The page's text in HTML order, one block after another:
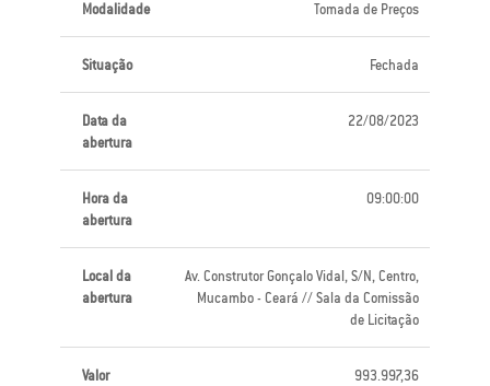
Modalidade Tomada de Preços
Situação Fechada
Data da
abertura
22/08/2023
Hora da
abertura
09:00:00
Local da
abertura
Av. Construtor Gonçalo Vidal, S/N, Centro,
Mucambo - Ceará // Sala da Comissão
de Licitação
Valor
993.997,36